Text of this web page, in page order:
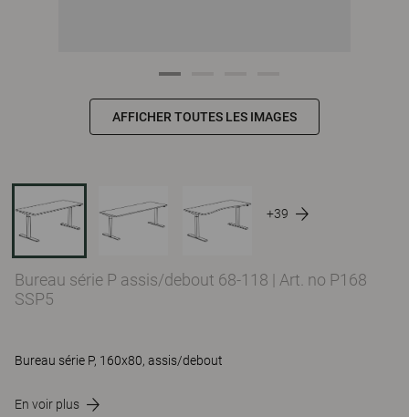
AFFICHER TOUTES LES IMAGES
+39
Bureau série P assis/debout 68-118 | Art. no P168
SSP5
Bureau série P, 160x80, assis/debout
En voir plus